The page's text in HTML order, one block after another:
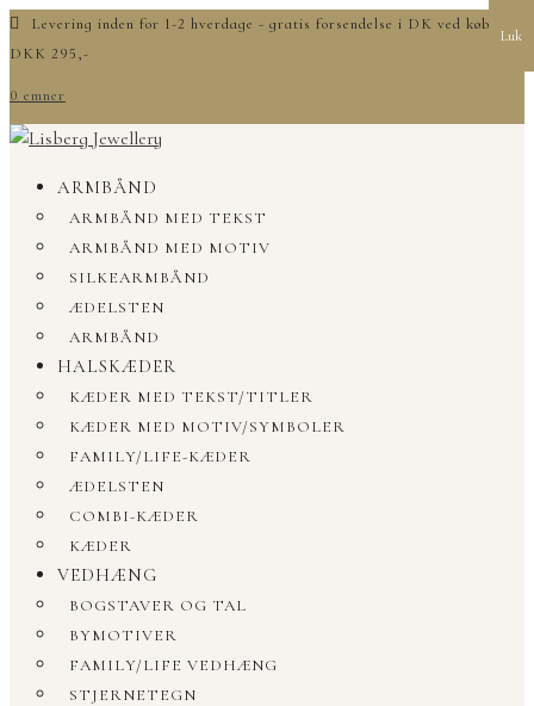
Levering inden for 1-2 hverdage - gratis forsendelse i DK ved køb over
DKK 295,-
0 emner
ARMBÅND
ARMBÅND MED TEKST
ARMBÅND MED MOTIV
SILKEARMBÅND
ÆDELSTEN
ARMBÅND
HALSKÆDER
KÆDER MED TEKST/TITLER
KÆDER MED MOTIV/SYMBOLER
FAMILY/LIFE-KÆDER
ÆDELSTEN
COMBI-KÆDER
KÆDER
VEDHÆNG
BOGSTAVER OG TAL
BYMOTIVER
FAMILY/LIFE VEDHÆNG
STJERNETEGN
Luk